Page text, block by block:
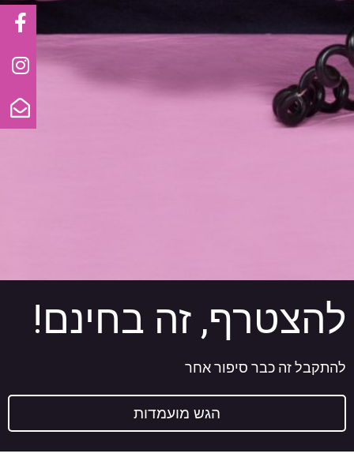
להצטרף, זה בחינם!
להתקבל זה כבר סיפור אחר
הגש מועמדות